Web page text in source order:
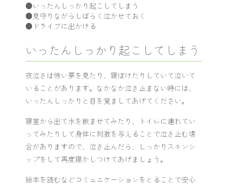
●いったんしっかり起こしてしまう
●見守りながらしばらく泣かせておく
●ドライブに出かける
いったんしっかり起こしてしまう
夜泣きは怖い夢を見たり、寝ぼけたりしていて泣いて
いることがあります。なかなか泣き止まない時には、
いったんしっかりと目を覚ましてあげてください。
寝室から出て水を飲ませてみたり、トイレに連れてい
ってみたりして身体に刺激を与えることで泣き止む場
合がありますので、泣き止んだら、しっかりスキンシ
ップをして再度寝かしつけてあげましょう。
絵本を読むなどコミュニケーションをとることで安心